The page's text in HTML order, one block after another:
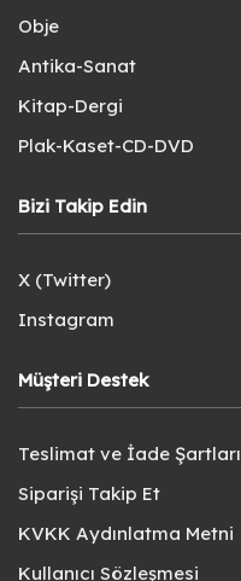
Obje
Antika-Sanat
Kitap-Dergi
Plak-Kaset-CD-DVD
Bizi Takip Edin
X (Twitter)
Instagram
Müşteri Destek
Teslimat ve İade Şartları
Siparişi Takip Et
KVKK Aydınlatma Metni
Kullanıcı Sözleşmesi